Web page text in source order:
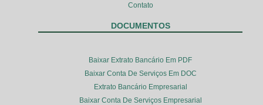
Contato
DOCUMENTOS
Baixar Extrato Bancário Em PDF
Baixar Conta De Serviços Em DOC
Extrato Bancário Empresarial
Baixar Conta De Serviços Empresarial